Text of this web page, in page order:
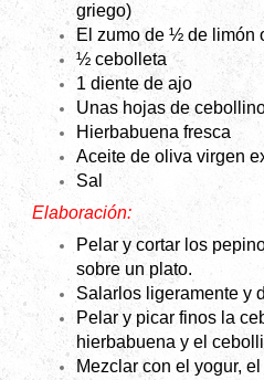
griego)
El zumo de ½ de limón
½ cebolleta
1 diente de ajo
Unas hojas de
Hierbabuena fresca
Aceite de oliva virgen
Sal
Elaboración:
Pelar y cortar los
sobre un plato.
Salarlos ligeramente y
Pelar y picar finos la
hierbabuena y el
Mezclar con el yogur,